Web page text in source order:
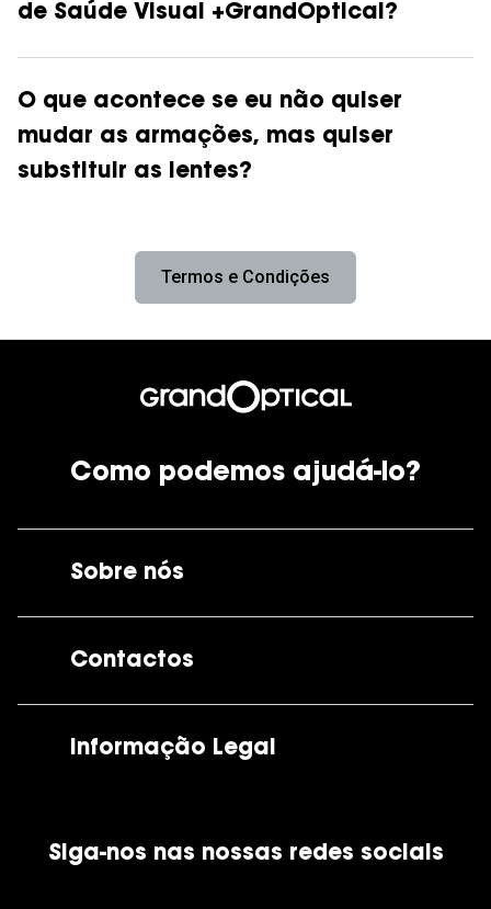
de Saúde Visual +GrandOptical?
O que acontece se eu não quiser
mudar as armações, mas quiser
substituir as lentes?
Termos e Condições
Como podemos ajudá-lo?
Sobre nós
Contactos
Informação Legal
Política de Cookies
Siga-nos nas nossas redes sociais